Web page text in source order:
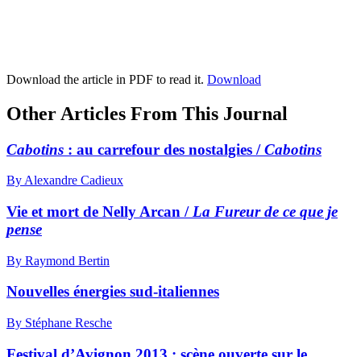
Download the article in PDF to read it. Download
Other Articles From This Journal
Cabotins : au carrefour des nostalgies /Cabotins
By Alexandre Cadieux
Vie et mort de Nelly Arcan / La Fureur de ce que je
pense
By Raymond Bertin
Nouvelles énergies sud-italiennes
By Stéphane Resche